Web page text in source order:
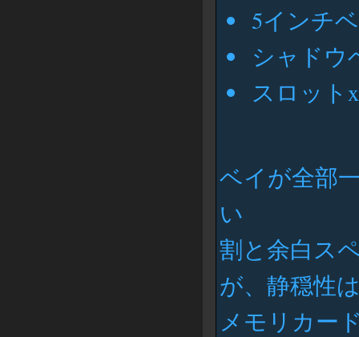
5インチ
シャドウ
スロット
ベイが全部
い
割と余白ス
が、静穏性
メモリカー